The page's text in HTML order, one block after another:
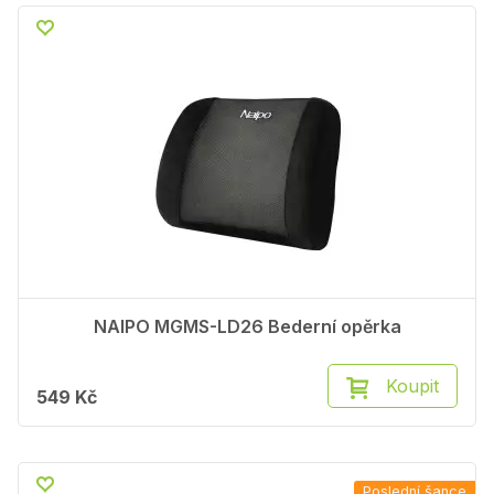
NAIPO MGMS-LD26 Bederní opěrka
549 Kč Koupit